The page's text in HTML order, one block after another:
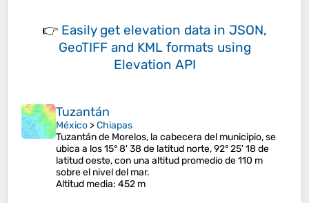
👉 Easily get elevation data in JSON,
GeoTIFF and KML formats using
Elevation API
Tuzantán
México >Chiapas
Tuzantán de Morelos, la cabecera del municipio, se
ubica a los 15° 8' 38 de latitud norte, 92° 25' 18 de
latitud oeste, con una altitud promedio de 110 m
sobre el nivel del mar.
Altitud media: 452 m